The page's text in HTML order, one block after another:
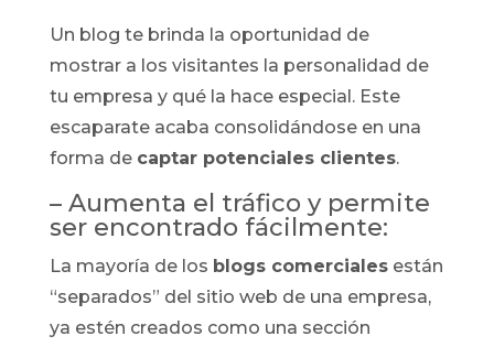
Un blog te brinda la oportunidad de
mostrar a los visitantes la personalidad de
tu empresa y qué la hace especial. Este
escaparate acaba consolidándose en una
forma de captar potenciales clientes.
– Aumenta el tráfico y permite
ser encontrado fácilmente:
La mayoría de los blogs comercialesestán
“separados” del sitio web de una empresa,
ya estén creados como una sección